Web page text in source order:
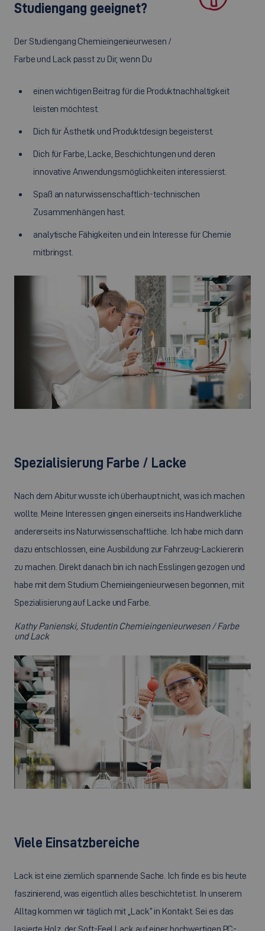
Studiengang geeignet?
Der Studiengang Chemieingenieurwesen /
Farbe und Lack passt zu Dir, wenn Du
einen wichtigen Beitrag für die Produktnachhaltigkeit
leisten möchtest.
Dich für Ästhetik und Produktdesign begeisterst.
Dich für Farbe, Lacke, Beschichtungen und deren
innovative Anwendungsmöglichkeiten interessierst.
Spaß an naturwissenschaftlich-technischen
Zusammenhängen hast.
analytische Fähigkeiten und ein Interesse für Chemie
mitbringst.
©
Spezialisierung Farbe / Lacke
Nach dem Abitur wusste ich überhaupt nicht, was ich machen
wollte. Meine Interessen gingen einerseits ins Handwerkliche
andererseits ins Naturwissenschaftliche. Ich habe mich dann
dazu entschlossen, eine Ausbildung zur Fahrzeug-Lackiererin
zu machen. Direkt danach bin ich nach Esslingen gezogen und
habe mit dem Studium Chemieingenieurwesen begonnen, mit
Spezialisierung auf Lacke und Farbe.
Kathy Panienski, Studentin Chemieingenieurwesen / Farbe
und Lack
Viele Einsatzbereiche
Lack ist eine ziemlich spannende Sache. Ich finde es bis heute
faszinierend, was eigentlich alles beschichtet ist. In unserem
Alltag kommen wir täglich mit „Lack“ in Kontakt. Sei es das